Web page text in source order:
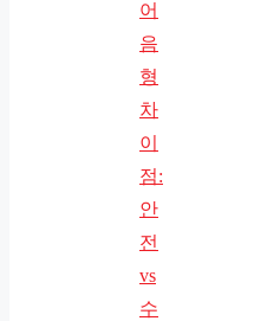
어
음
형
차
이
점:
안
전
vs
수